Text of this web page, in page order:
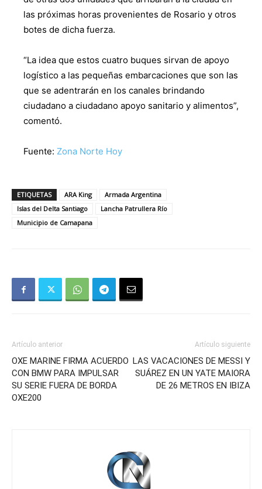
las próximas horas provenientes de Rosario y otros
botes de dicha fuerza.
“La idea que estos cuatro buques sirvan de apoyo
logístico a las pequeñas embarcaciones que son las
que se adentrarán en los canales brindando
ciudadano a ciudadano apoyo sanitario y alimentos”,
comentó.
Fuente: Zona Norte Hoy
ETIQUETAS ARA King
Armada Argentina
Islas del Delta Santiago
Lancha Patrullera Río
Municipio de Camapana
Artículo anterior
OXE MARINE FIRMA ACUERDO
CON BMW PARA IMPULSAR
SU SERIE FUERA DE BORDA
OXE200
Artículo siguiente
LAS VACACIONES DE MESSI Y
SUÁREZ EN UN YATE MAIORA
DE 26 METROS EN IBIZA